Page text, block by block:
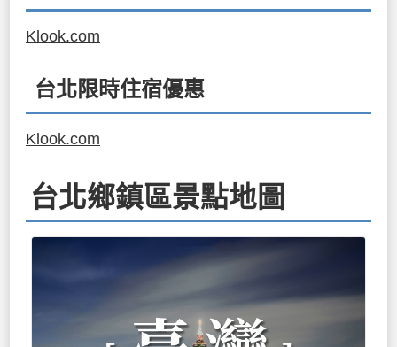
Klook.com
台北限時住宿優惠
Klook.com
台北鄉鎮區景點地圖